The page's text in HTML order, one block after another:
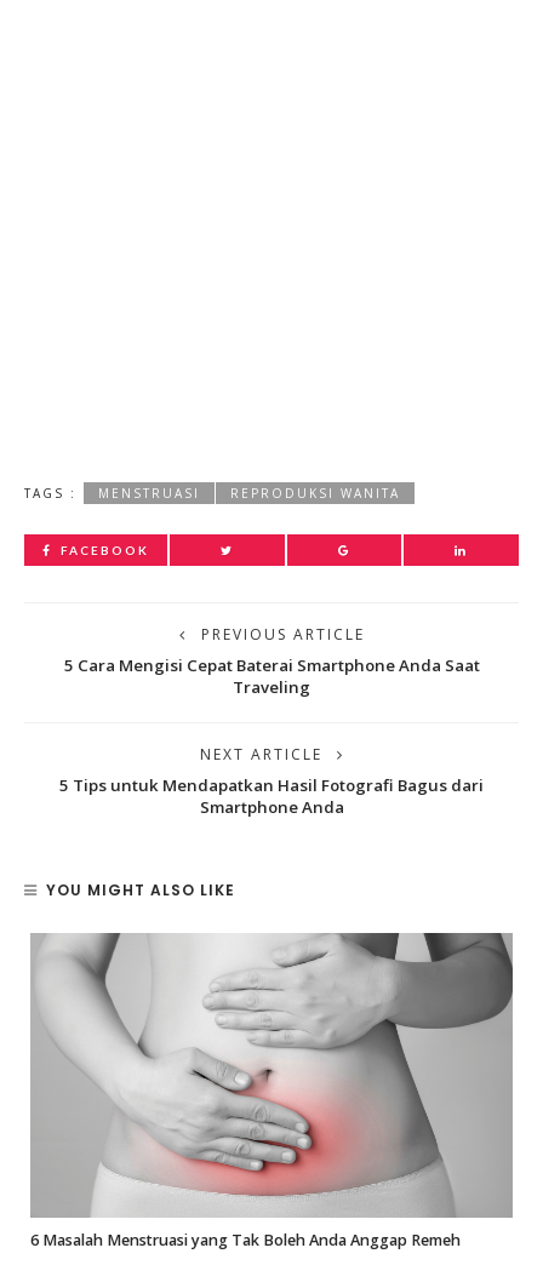
TAGS : MENSTRUASI REPRODUKSI WANITA
FACEBOOK
PREVIOUS ARTICLE
5 Cara Mengisi Cepat Baterai Smartphone Anda Saat
Traveling
NEXT ARTICLE
5 Tips untuk Mendapatkan Hasil Fotografi Bagus dari
Smartphone Anda
YOU MIGHT ALSO LIKE
6 Masalah Menstruasi yang Tak Boleh Anda Anggap Remeh